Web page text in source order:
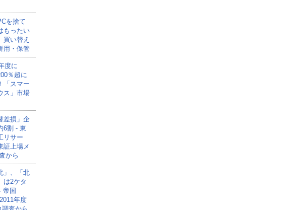
を捨て
もったい
い替え
用・保管
度に
％超に
「スマー
ス」市場
差損」企
6割 - 東
リサー
証上場メ
から
」、「北
は2ケタ
帝国
年度